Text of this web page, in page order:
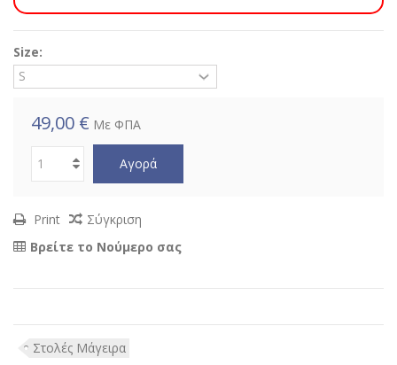
Size:
49,00 € Με ΦΠΑ
Αγορά
Print
Σύγκριση
Βρείτε το Νούμερο σας
Στολές Μάγειρα